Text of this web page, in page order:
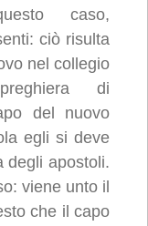
caso,
ciò risulta
nel collegio
di
del nuovo
egli si deve
degli apostoli.
viene unto il
che il capo